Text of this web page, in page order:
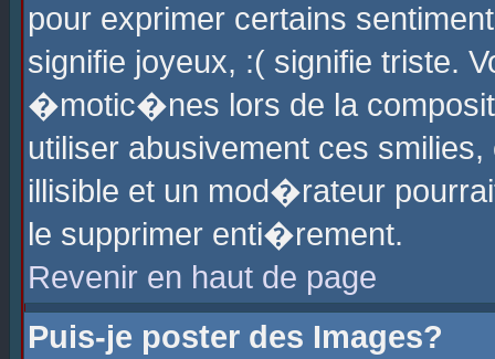
pour exprimer certains
signifie joyeux, :( signifie triste.
�motic�nes lors de la
utiliser abusivement ces
illisible et un mod�rateur
le supprimer enti�rement.
Revenir en haut de page
Puis-je poster des Images?